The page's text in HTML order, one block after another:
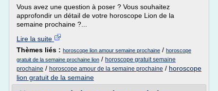
Vous avez une question à poser ? Vous souhaitez
approfondir un détail de votre horoscope Lion de la
semaine prochaine ?...
Lire la suite
Thèmes liés : horoscope lion amour semaine prochaine / horoscope
gratuit de la semaine prochaine lion / horoscope gratuit semaine
prochaine / horoscope amour de la semaine prochaine / horoscope
lion gratuit de la semaine